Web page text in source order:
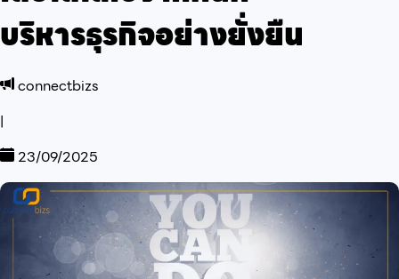
บริหารธุรกิจอย่างยั่งยืน
connectbizs
|
23/09/2025